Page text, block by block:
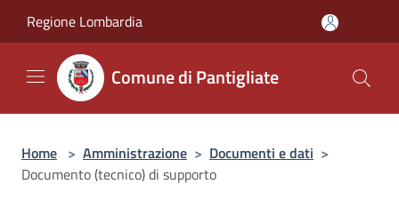
Regione Lombardia
Comune di Pantigliate
Home > Amministrazione > Documenti e dati >
Documento (tecnico) di supporto